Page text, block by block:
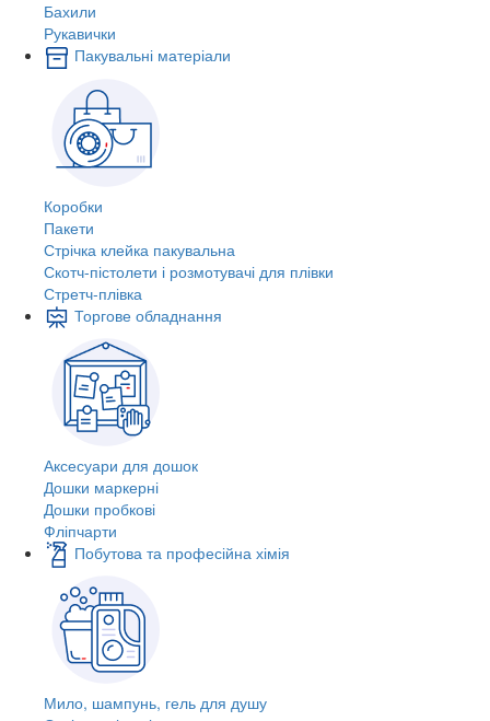
Бахили
Рукавички
Пакувальні матеріали
Коробки
Пакети
Стрічка клейка пакувальна
Скотч-пістолети і розмотувачі для плівки
Стретч-плівка
Торгове обладнання
Аксесуари для дошок
Дошки маркерні
Дошки пробкові
Фліпчарти
Побутова та професійна хімія
Мило, шампунь, гель для душу